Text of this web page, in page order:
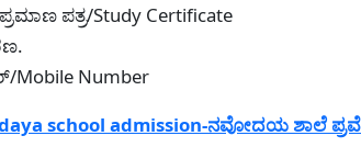
ಪತ್ರ/Study Certificate
Mobile Number
school admission-ನವೋದಯ ಶಾಲೆ